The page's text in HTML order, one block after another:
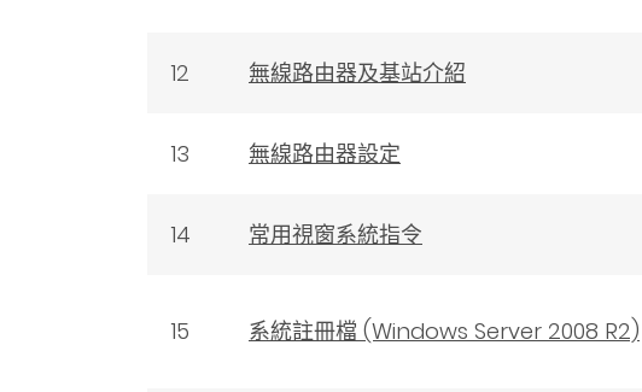
12 無線路由器及基站介紹
13 無線路由器設定
14 常用視窗系統指令
15 系統註冊檔 (Windows Server 2008 R2)